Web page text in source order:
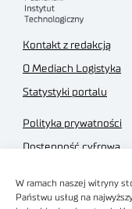
W ramach naszej witryny
Państwu usług na
Kontakt z redakcją
O Mediach Logistyka
Statystyki portalu
Polityka prywatności
Dostępność cyfrowa
Regulamin sklepu